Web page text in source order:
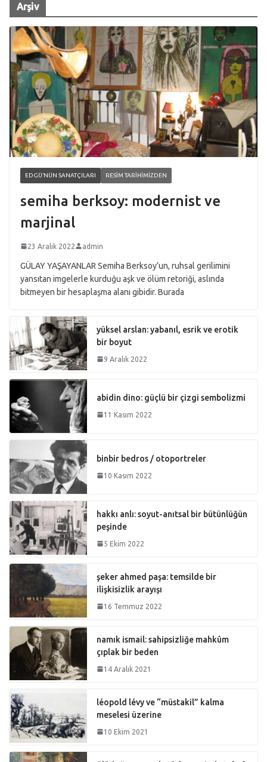
Arşiv
EDGÜ’NÜN SANATÇILARI RESIM TARIHIMIZDEN
semiha berksoy: modernist ve
marjinal
23 Aralık 2022 admin
GÜLAY YAŞAYANLAR Semiha Berksoy’un, ruhsal gerilimini
yansıtan imgelerle kurduğu aşk ve ölüm retoriği, aslında
bitmeyen bir hesaplaşma alanı gibidir. Burada
yüksel arslan: yabanıl, esrik ve erotik
bir boyut
9 Aralık 2022
abidin dino: güçlü bir çizgi sembolizmi
11 Kasım 2022
binbir bedros / otoportreler
10 Kasım 2022
hakkı anlı: soyut-anıtsal bir bütünlüğün
peşinde
5 Ekim 2022
şeker ahmed paşa: temsilde bir
ilişkisizlik arayışı
16 Temmuz 2022
namık ismail: sahipsizliğe mahkûm
çıplak bir beden
14 Aralık 2021
léopold lévy ve “müstakil” kalma
meselesi üzerine
10 Ekim 2021